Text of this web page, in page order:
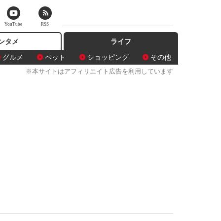
タメ
ライフ
グルメ
ペット ショッピング その他
※本サイトはアフィリエイト広告を利用しています
YouTube RSS